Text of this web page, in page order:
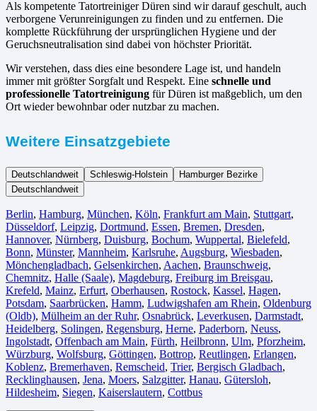
Als kompetente Tatortreiniger Düren sind wir darauf geschult, auch
verborgene Verunreinigungen zu finden und zu entfernen. Die
komplette Rückführung der ursprünglichen Hygiene und der
Geruchsneutralisation sind dabei von höchster Priorität.
Wir verstehen, dass dies eine besondere Lage ist, und handeln
immer mit größter Sorgfalt und Respekt. Eine schnelle und
professionelle Tatortreinigung für Düren ist maßgeblich, um den
Ort wieder bewohnbar oder nutzbar zu machen.
Weitere Einsatzgebiete
Deutschlandweit Schleswig-Holstein
Hamburger Bezirke
Deutschlandweit
Berlin⁠, Hamburg, München, Köln⁠, Frankfurt am Main, Stuttgart,
Düsseldorf, Leipzig, Dortmund, Essen, Bremen, Dresden,
Hannover, Nürnberg, Duisburg⁠, Bochum, Wuppertal⁠, Bielefeld⁠,
Bonn⁠, Münster⁠, Mannheim, Karlsruhe, Augsburg, Wiesbaden⁠,
Mönchengladbach⁠, Gelsenkirchen⁠, Aachen⁠, Braunschweig,
Chemnitz⁠, Halle (Saale)⁠, Magdeburg, Freiburg im Breisgau⁠,
Krefeld⁠, Mainz⁠, Erfurt, Oberhausen⁠, Rostock⁠, Kassel⁠, Hagen,
Potsdam, Saarbrücken⁠, Hamm, Ludwigshafen am Rhein⁠, Oldenburg
(Oldb), Mülheim an der Ruhr, Osnabrück⁠, Leverkusen, Darmstadt⁠,
Heidelberg, Solingen, Regensburg, Herne⁠, Paderborn, Neuss,
Ingolstadt, Offenbach am Main, Fürth⁠, Heilbronn, Ulm⁠, Pforzheim,
Würzburg, Wolfsburg⁠, Göttingen, Bottrop, Reutlingen, Erlangen⁠,
Koblenz, Bremerhaven⁠, Remscheid, Trier⁠, Bergisch Gladbach,
Recklinghausen, Jena⁠, Moers⁠, Salzgitter⁠, Hanau, Gütersloh,
Hildesheim⁠, Siegen⁠, Kaiserslautern⁠, Cottbus⁠